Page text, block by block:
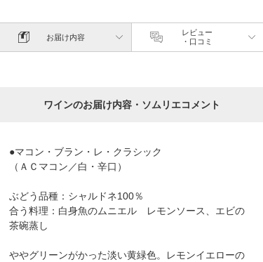
お届け内容
レビュー
・口コミ
ワインのお届け内容・ソムリエコメント
●マコン・ブラン・レ・クラシック
（ＡＣマコン／白・辛口）
ぶどう品種：シャルドネ100％
合う料理：白身魚のムニエル レモンソース、エビの
茶碗蒸し
ややグリーンがかった淡い黄緑色。レモンイエローの